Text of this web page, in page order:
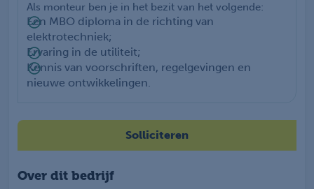
Als monteur ben je in het bezit van het volgende:
Een MBO diploma in de richting van
elektrotechniek;
Ervaring in de utiliteit;
Kennis van voorschriften, regelgevingen en
nieuwe ontwikkelingen.
Solliciteren
Over dit bedrijf